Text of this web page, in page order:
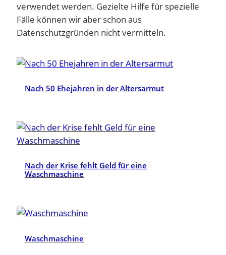
verwendet werden. Gezielte Hilfe für spezielle
Fälle können wir aber schon aus
Datenschutzgründen nicht vermitteln.
Nach 50 Ehejahren in der Altersarmut
Nach der Krise fehlt Geld für eine
Waschmaschine
Waschmaschine